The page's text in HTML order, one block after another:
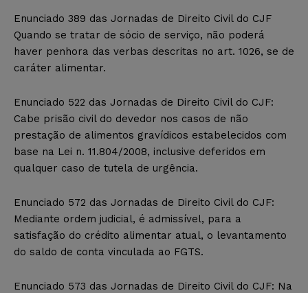
Enunciado 389 das Jornadas de Direito Civil do CJF
Quando se tratar de sócio de serviço, não poderá
haver penhora das verbas descritas no art. 1026, se de
caráter alimentar.
Enunciado 522 das Jornadas de Direito Civil do CJF:
Cabe prisão civil do devedor nos casos de não
prestação de alimentos gravídicos estabelecidos com
base na Lei n. 11.804/2008, inclusive deferidos em
qualquer caso de tutela de urgência.
Enunciado 572 das Jornadas de Direito Civil do CJF:
Mediante ordem judicial, é admissível, para a
satisfação do crédito alimentar atual, o levantamento
do saldo de conta vinculada ao FGTS.
Enunciado 573 das Jornadas de Direito Civil do CJF: Na